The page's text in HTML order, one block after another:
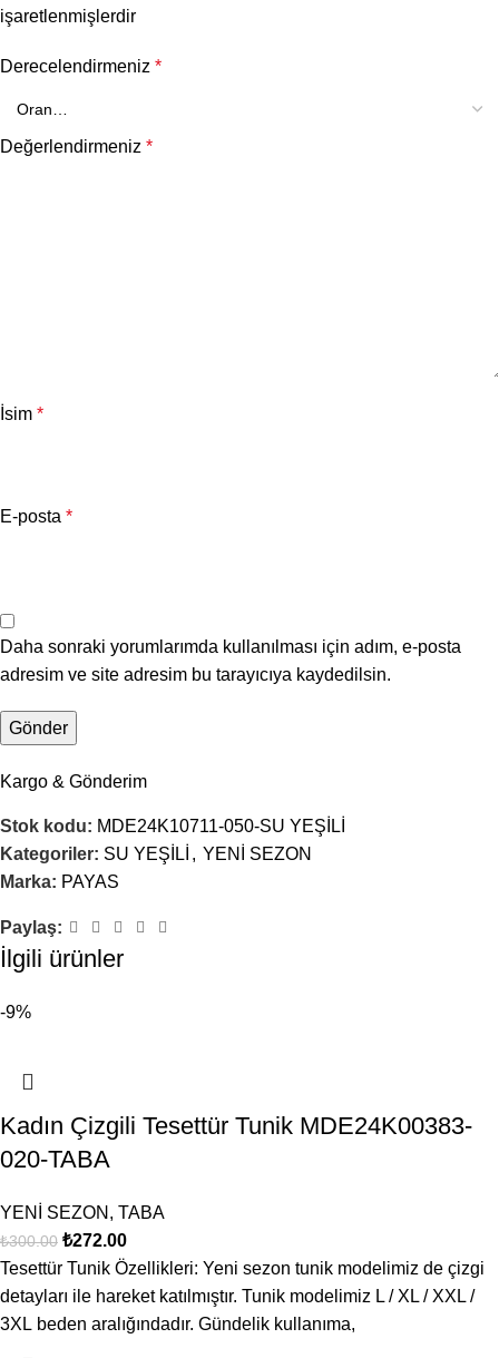
işaretlenmişlerdir
Derecelendirmeniz *
Değerlendirmeniz *
İsim *
E-posta *
Daha sonraki yorumlarımda kullanılması için adım, e-posta
adresim ve site adresim bu tarayıcıya kaydedilsin.
Kargo & Gönderim
Stok kodu: MDE24K10711-050-SU YEŞİLİ
Kategoriler: SU YEŞİLİ , YENİ SEZON
Marka: PAYAS
Paylaş:
İlgili ürünler
-9%
Kadın Çizgili Tesettür Tunik MDE24K00383-
020-TABA
YENİ SEZON , TABA
₺300.00 ₺272.00
Tesettür Tunik Özellikleri: Yeni sezon tunik modelimiz de çizgi
detayları ile hareket katılmıştır. Tunik modelimiz L / XL / XXL /
3XL beden aralığındadır. Gündelik kullanıma,